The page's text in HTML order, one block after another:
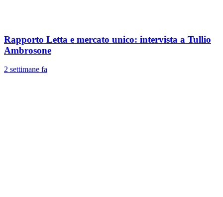
Rapporto Letta e mercato unico: intervista a Tullio
Ambrosone
2 settimane fa